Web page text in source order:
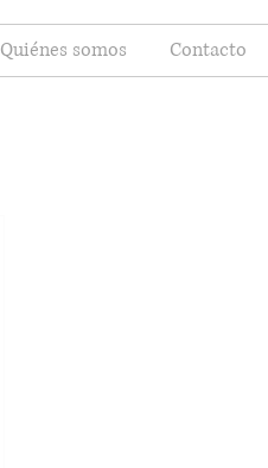
Quiénes somos Contacto